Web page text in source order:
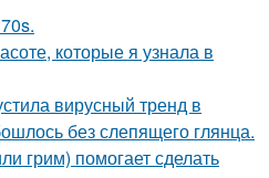
которые я узнала в
вирусный тренд в
без слепящего глянца.
грим) помогает сделать